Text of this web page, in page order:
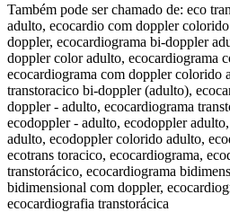
Também pode ser chamado de: eco
adulto, ecocardio com doppler
doppler, ecocardiograma bi-doppler
doppler color adulto, ecocardiograma
ecocardiograma com doppler colorido
transtoracico bi-doppler (adulto),
doppler - adulto, ecocardiograma
ecodoppler - adulto, ecodoppler
adulto, ecodoppler colorido adulto,
ecotrans toracico, ecocardiograma,
transtorácico, ecocardiograma
bidimensional com doppler,
ecocardiografia transtorácica